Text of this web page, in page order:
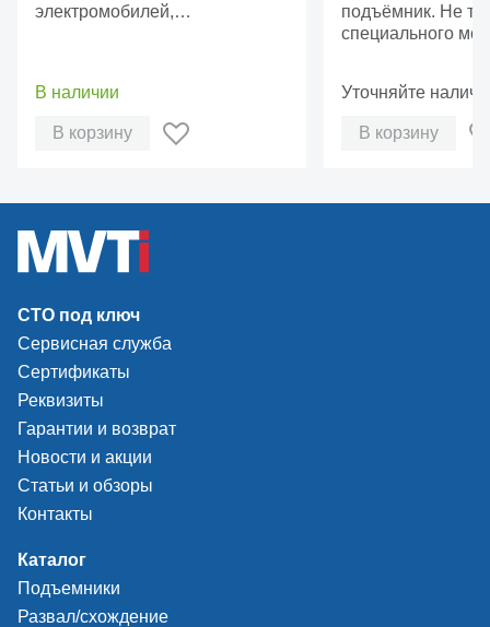
электромобилей,
В наличии
В корзину
подъёмник. Не
специального
Уточняйте
В корзину
СТО под ключ
Сервисная служба
Сертификаты
Реквизиты
Гарантии и возврат
Новости и акции
Статьи и обзоры
Контакты
Каталог
Подъемники
Развал/схождение